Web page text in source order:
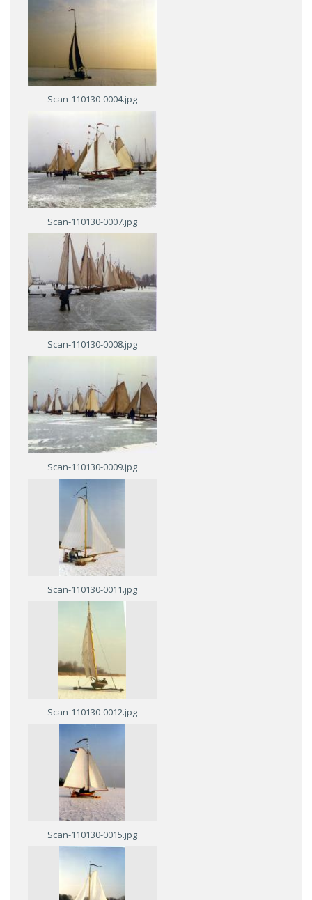
Scan-110130-0004.jpg
Scan-110130-0007.jpg
Scan-110130-0008.jpg
Scan-110130-0009.jpg
Scan-110130-0011.jpg
Scan-110130-0012.jpg
Scan-110130-0015.jpg